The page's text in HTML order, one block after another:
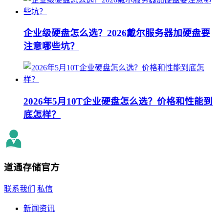
企业级硬盘怎么选？2026戴尔服务器加硬盘要
注意哪些坑？
2026年5月10T企业硬盘怎么选？价格和性能到
底怎样？
道通存储官方
联系我们 私信
新闻资讯